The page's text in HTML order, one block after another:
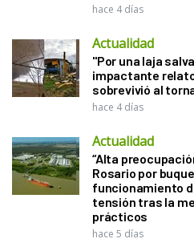
hace 4 días
Actualidad
"Por una laja
impactante
sobrevivió al
hace 4 días
Actualidad
“Alta
Rosario por
funcionamiento
tensión tras la
prácticos
hace 5 días